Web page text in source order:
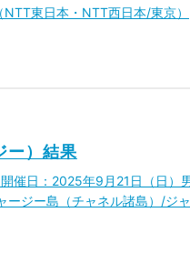
東日本・NTT西日本/東京）
ー）結果
催日：2025年9月21日（日）
ジー島（チャネル諸島）/ジャ